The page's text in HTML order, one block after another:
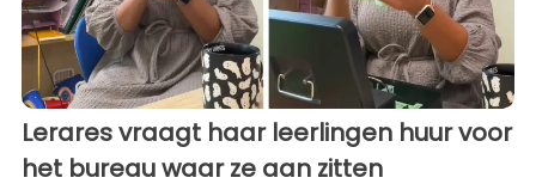
Lerares vraagt haar leerlingen huur voor
het bureau waar ze aan zitten